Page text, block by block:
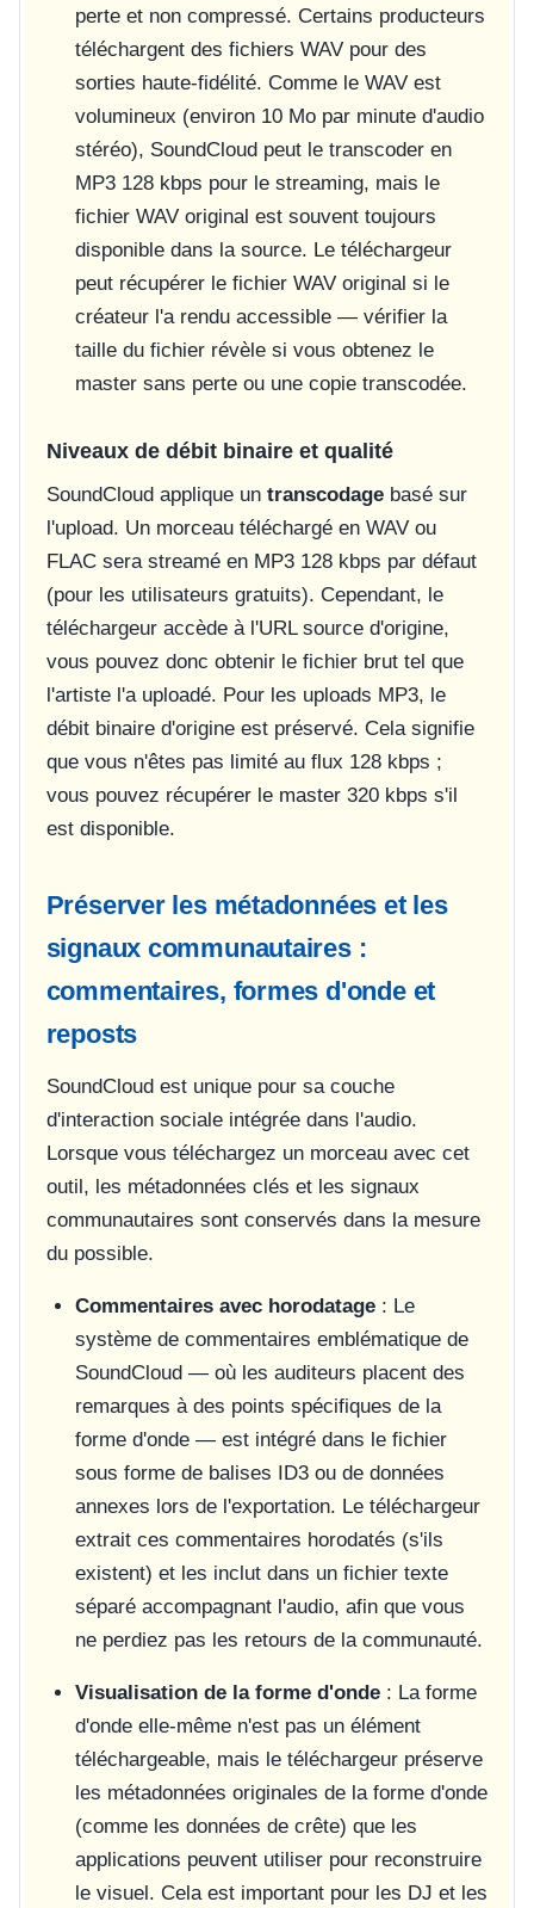
perte et non compressé. Certains producteurs
téléchargent des fichiers WAV pour des
sorties haute-fidélité. Comme le WAV est
volumineux (environ 10 Mo par minute d'audio
stéréo), SoundCloud peut le transcoder en
MP3 128 kbps pour le streaming, mais le
fichier WAV original est souvent toujours
disponible dans la source. Le téléchargeur
peut récupérer le fichier WAV original si le
créateur l'a rendu accessible — vérifier la
taille du fichier révèle si vous obtenez le
master sans perte ou une copie transcodée.
Niveaux de débit binaire et qualité
SoundCloud applique un transcodagebasé sur
l'upload. Un morceau téléchargé en WAV ou
FLAC sera streamé en MP3 128 kbps par défaut
(pour les utilisateurs gratuits). Cependant, le
téléchargeur accède à l'URL source d'origine,
vous pouvez donc obtenir le fichier brut tel que
l'artiste l'a uploadé. Pour les uploads MP3, le
débit binaire d'origine est préservé. Cela signifie
que vous n'êtes pas limité au flux 128 kbps ;
vous pouvez récupérer le master 320 kbps s'il
est disponible.
Préserver les métadonnées et les
signaux communautaires :
commentaires, formes d'onde et
reposts
SoundCloud est unique pour sa couche
d'interaction sociale intégrée dans l'audio.
Lorsque vous téléchargez un morceau avec cet
outil, les métadonnées clés et les signaux
communautaires sont conservés dans la mesure
du possible.
Commentaires avec horodatage: Le
système de commentaires emblématique de
SoundCloud — où les auditeurs placent des
remarques à des points spécifiques de la
forme d'onde — est intégré dans le fichier
sous forme de balises ID3 ou de données
annexes lors de l'exportation. Le téléchargeur
extrait ces commentaires horodatés (s'ils
existent) et les inclut dans un fichier texte
séparé accompagnant l'audio, afin que vous
ne perdiez pas les retours de la communauté.
Visualisation de la forme d'onde: La forme
d'onde elle-même n'est pas un élément
téléchargeable, mais le téléchargeur préserve
les métadonnées originales de la forme d'onde
(comme les données de crête) que les
applications peuvent utiliser pour reconstruire
le visuel. Cela est important pour les DJ et les